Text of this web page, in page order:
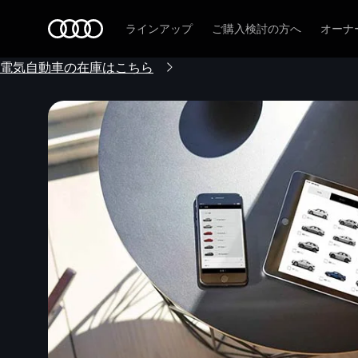
ラインアップ ご購入検討の方へ オーナ
電気自動車の在庫はこちら